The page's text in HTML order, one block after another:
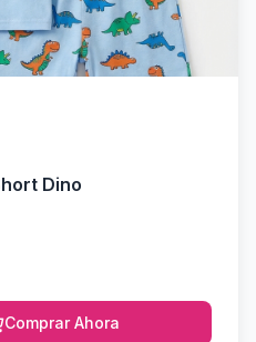
Dino
Comprar Ahora